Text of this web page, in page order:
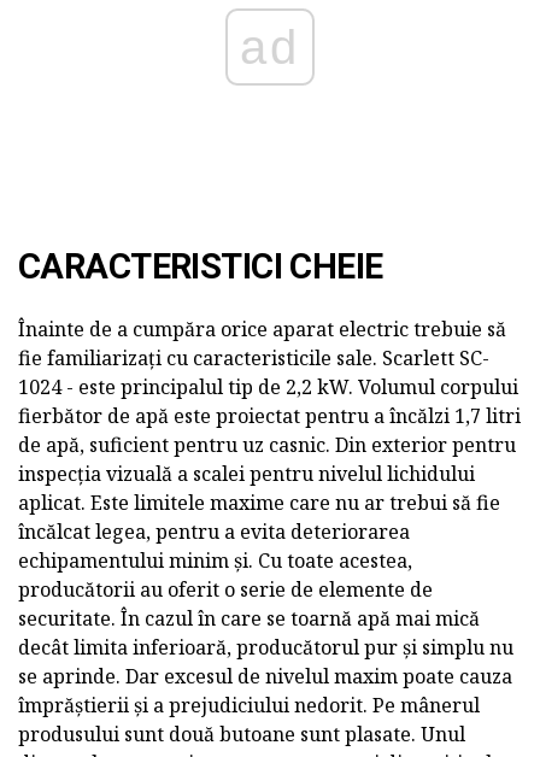
ad
CARACTERISTICI CHEIE
Înainte de a cumpăra orice aparat electric trebuie să
fie familiarizați cu caracteristicile sale. Scarlett SC-
1024 - este principalul tip de 2,2 kW. Volumul corpului
fierbător de apă este proiectat pentru a încălzi 1,7 litri
de apă, suficient pentru uz casnic. Din exterior pentru
inspecția vizuală a scalei pentru nivelul lichidului
aplicat. Este limitele maxime care nu ar trebui să fie
încălcat legea, pentru a evita deteriorarea
echipamentului minim și. Cu toate acestea,
producătorii au oferit o serie de elemente de
securitate. În cazul în care se toarnă apă mai mică
decât limita inferioară, producătorul pur și simplu nu
se aprinde. Dar excesul de nivelul maxim poate cauza
împrăștierii și a prejudiciului nedorit. Pe mânerul
produsului sunt două butoane sunt plasate. Unul